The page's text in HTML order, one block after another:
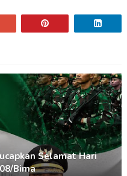
Selamat Hari
Bima